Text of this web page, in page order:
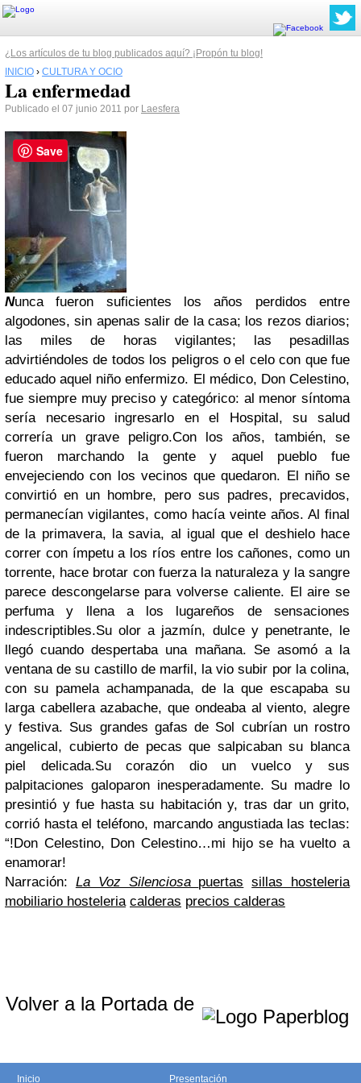
¿Los artículos de tu blog publicados aquí? ¡Propón tu blog!
INICIO › CULTURA Y OCIO
La enfermedad
Publicado el 07 junio 2011 por Laesfera
Nunca fueron suficientes los años perdidos entre
algodones, sin apenas salir de la casa; los rezos diarios;
las miles de horas vigilantes; las pesadillas
advirtiéndoles de todos los peligros o el celo con que fue
educado aquel niño enfermizo. El médico, Don Celestino,
fue siempre muy preciso y categórico: al menor síntoma
sería necesario ingresarlo en el Hospital, su salud
correría un grave peligro.Con los años, también, se
fueron marchando la gente y aquel pueblo fue
envejeciendo con los vecinos que quedaron. El niño se
convirtió en un hombre, pero sus padres, precavidos,
permanecían vigilantes, como hacía veinte años. Al final
de la primavera, la savia, al igual que el deshielo hace
correr con ímpetu a los ríos entre los cañones, como un
torrente, hace brotar con fuerza la naturaleza y la sangre
parece descongelarse para volverse caliente. El aire se
perfuma y llena a los lugareños de sensaciones
indescriptibles.Su olor a jazmín, dulce y penetrante, le
llegó cuando despertaba una mañana. Se asomó a la
ventana de su castillo de marfil, la vio subir por la colina,
con su pamela achampanada, de la que escapaba su
larga cabellera azabache, que ondeaba al viento, alegre
y festiva. Sus grandes gafas de Sol cubrían un rostro
angelical, cubierto de pecas que salpicaban su blanca
piel delicada.Su corazón dio un vuelco y sus
palpitaciones galoparon inesperadamente. Su madre lo
presintió y fue hasta su habitación y, tras dar un grito,
corrió hasta el teléfono, marcando angustiada las teclas:
“!Don Celestino, Don Celestino…mi hijo se ha vuelto a
enamorar!
Narración: La Voz Silenciosa puertas sillas hosteleria
mobiliario hosteleria calderas precios calderas
Volver a la Portada de
Inicio Presentación
Save